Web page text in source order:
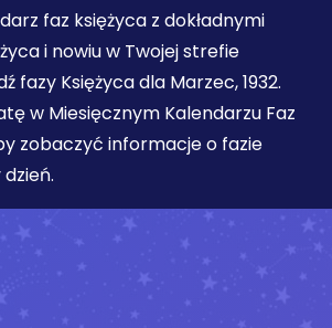
faz księżyca z dokładnymi
i nowiu w Twojej strefie
fazy Księżyca dla Marzec, 1932.
w Miesięcznym Kalendarzu Faz
zobaczyć informacje o fazie